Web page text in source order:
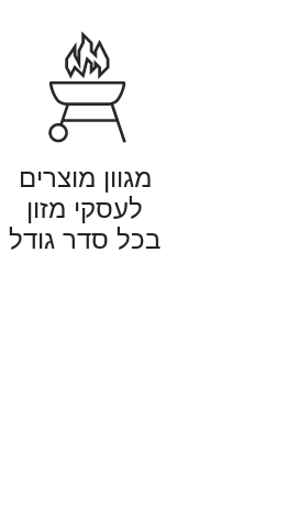
מגוון מוצרים
לעסקי מזון
בכל סדר גודל